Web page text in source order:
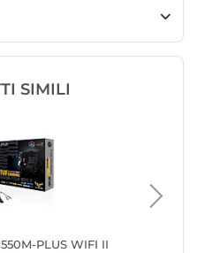
SIMILI
PLUS WIFI II